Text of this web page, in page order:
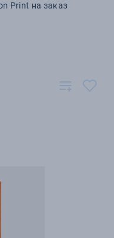
Print на заказ